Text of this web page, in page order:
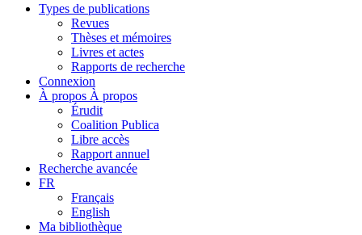
Types de publications
Revues
Thèses et mémoires
Livres et actes
Rapports de recherche
Connexion
À propos À propos
Érudit
Coalition Publica
Libre accès
Rapport annuel
Recherche avancée
FR
Français
English
Ma bibliothèque